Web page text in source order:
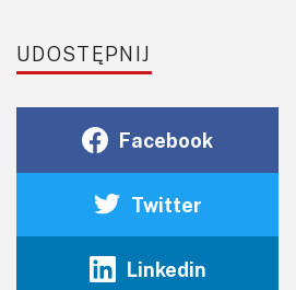
UDOSTĘPNIJ
Facebook
Twitter
Linkedin